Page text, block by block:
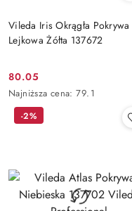
Vileda Iris Okrągła Pokrywa
Lejkowa Żółta 137672
Cena
promocyjna:
80.05
Najniższa
cena
obniżką
Najniższa cena: 79.1
-2%